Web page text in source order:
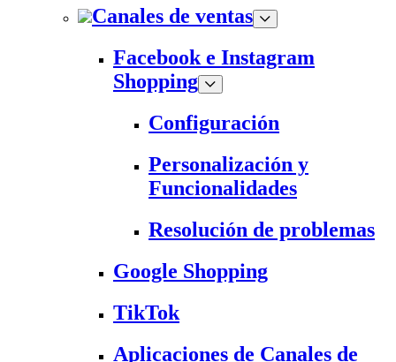
Canales de ventas
Facebook e Instagram
Shopping
Configuración
Personalización y
Funcionalidades
Resolución de problemas
Google Shopping
TikTok
Aplicaciones de Canales de